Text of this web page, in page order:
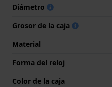
Diámetro
Grosor de la caja
Material
Forma del reloj
Color de la caja